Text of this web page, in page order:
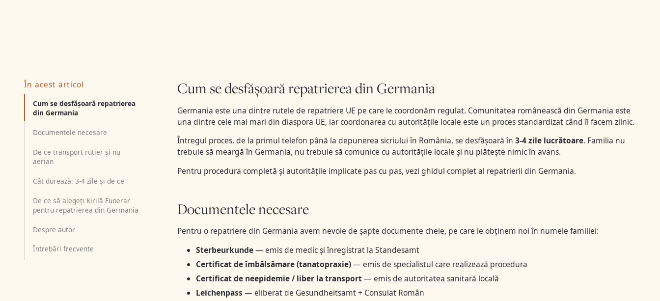
În acest articol
Cum se desfășoară repatrierea
din Germania
Documentele necesare
De ce transport rutier și nu
aerian
Cât durează: 3-4 zile și de ce
De ce să alegeți Kirilă Funerar
pentru repatrierea din Germania
Despre autor
Întrebări frecvente
Cum se desfășoară repatrierea din Germania
Germania este una dintre rutele de repatriere UE pe care le coordonăm regulat. Comunitatea românească din Germania este
una dintre cele mai mari din diaspora UE, iar coordonarea cu autoritățile locale este un proces standardizat când îl facem zilnic.
Întregul proces, de la primul telefon până la depunerea sicriului în România, se desfășoară în 3-4 zile lucrătoare. Familia nu
trebuie să meargă în Germania, nu trebuie să comunice cu autoritățile locale și nu plătește nimic în avans.
Pentru procedura completă și autoritățile implicate pas cu pas, vezi ghidul complet al repatrierii din Germania.
Documentele necesare
Pentru o repatriere din Germania avem nevoie de șapte documente cheie, pe care le obținem noi în numele familiei:
Sterbeurkunde— emis de medic și înregistrat la Standesamt
Certificat de îmbălsămare (tanatopraxie)— emis de specialistul care realizează procedura
Certificat de neepidemie / liber la transport— emis de autoritatea sanitară locală
Leichenpass — eliberat de Gesundheitsamt + Consulat Român